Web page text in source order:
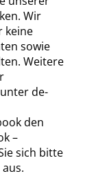
Wir
keine
sowie
Weitere
de-
den
–
sich bitte